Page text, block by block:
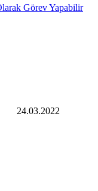
Görev Yapabilir
24.03.2022